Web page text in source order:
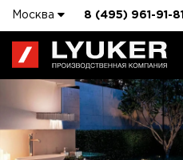
Москва 8 (495) 961-91-81